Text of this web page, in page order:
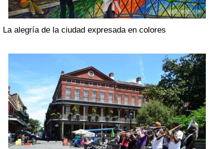
La alegría de la ciudad expresada en colores